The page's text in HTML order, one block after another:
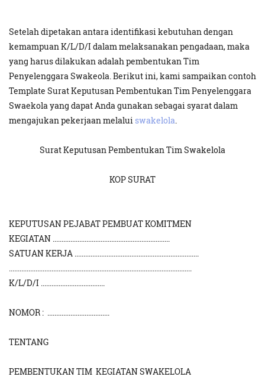
Setelah dipetakan antara identifikasi kebutuhan dengan
kemampuan K/L/D/I dalam melaksanakan pengadaan, maka
yang harus dilakukan adalah pembentukan Tim
Penyelenggara Swakeola. Berikut ini, kami sampaikan contoh
Template Surat Keputusan Pembentukan Tim Penyelenggara
Swaekola yang dapat Anda gunakan sebagai syarat dalam
mengajukan pekerjaan melalui swakelola.
Surat Keputusan Pembentukan Tim Swakelola
KOP SURAT
KEPUTUSAN PEJABAT PEMBUAT KOMITMEN
KEGIATAN ..................................................................
SATUAN KERJA ......................................................................
.......................................................................................................
K/L/D/I ....................................
NOMOR : ...................................
TENTANG
PEMBENTUKAN TIM KEGIATAN SWAKELOLA